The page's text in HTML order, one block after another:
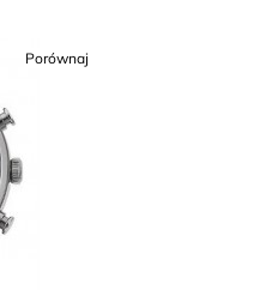
Porównaj